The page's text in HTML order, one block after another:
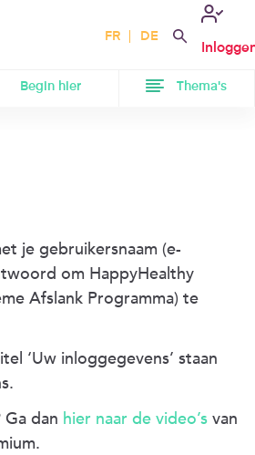
FR DE
Begin hier Thema's
je gebruikersnaam (e-
om HappyHealthy
Afslank Programma) te
‘Uw inloggegevens’ staan
dan hier naar de video’s van